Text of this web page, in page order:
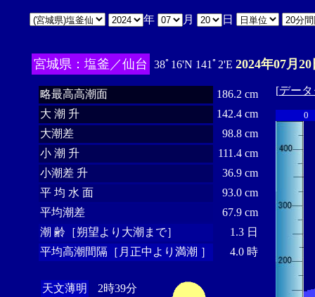
年 月 日
宮城県：塩釜／仙台 38ﾟ16'N 141ﾟ2'E 2024年07月
略最高高潮面
186.2 cm
大 潮 升
142.4 cm
大潮差
98.8 cm
小 潮 升
111.4 cm
小潮差 升
36.9 cm
平 均 水 面
93.0 cm
平均潮差
67.9 cm
潮 齢［朔望より大潮まで］
1.3 日
平均高潮間隔［月正中より満潮 ］
4.0 時
天文薄明
2時39分
[デー
0